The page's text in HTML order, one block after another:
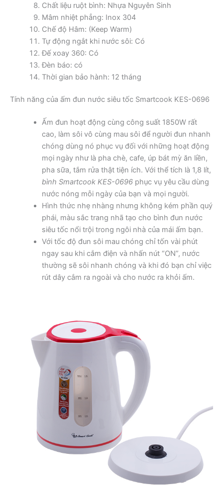
Chất liệu ruột bình: Nhựa Nguyên Sinh
Mâm nhiệt phẳng: Inox 304
Chế độ Hâm: (Keep Warm)
Tự động ngắt khi nước sôi: Có
Đế xoay 360: Có
Đèn báo: có
Thời gian bảo hành: 12 tháng
Tính năng của ấm đun nước siêu tốc Smartcook KES-0696
Ấm đun hoạt động cùng công suất 1850W rất
cao, làm sôi vô cùng mau sôi để người đun nhanh
chóng dùng nó phục vụ đối với những hoạt động
mọi ngày như là pha chè, cafe, úp bát mỳ ăn liền,
pha sữa, tắm rửa thật tiện ích. Với thể tích là 1,8 lít,
bình Smartcook KES-0696phục vụ yêu cầu dùng
nước nóng mỗi ngày của bạn và mọi người.
Hình thức nhẹ nhàng nhưng không kém phần quý
phái, màu sắc trang nhã tạo cho bình đun nước
siêu tốc nổi trội trong ngôi nhà của mái ấm bạn.
Với tốc độ đun sôi mau chóng chỉ tốn vài phút
ngay sau khi cắm điện và nhấn nút “ON”, nước
thường sẽ sôi nhanh chóng và khi đó bạn chỉ việc
rút dây cắm ra ngoài và cho nước ra khỏi ấm.